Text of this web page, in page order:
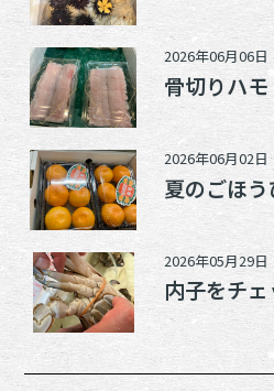
2026年06月06日
骨切りハモ
2026年06月02日
夏のごほ
2026年05月29日
内子をチ